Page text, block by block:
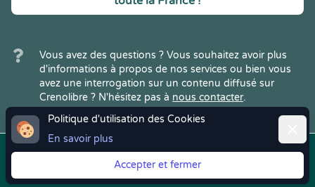
Politique d'utilisation des Cookies
En savoir plus
Accepter et fermer
Vous avez des questions ? Vous souhaitez avoir plus
d'informations à propos de nos services ou bien vous
avez une interrogation sur un contenu diffusé sur
Crenolibre ? N'hésitez pas à nous contacter.
Copyright © 2022Crenolibre, tous
Mentions
Légales
| CGV | RGPD